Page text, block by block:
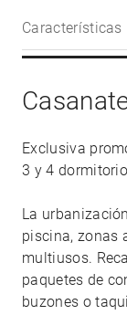
Características
Exclusiva
3 y 4
La
piscina, zonas
multiusos.
paquetes de
buzones o